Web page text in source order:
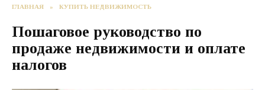
ГЛАВНАЯ » КУПИТЬ НЕДВИЖИМОСТЬ
Пошаговое руководство по
продаже недвижимости и оплате
налогов